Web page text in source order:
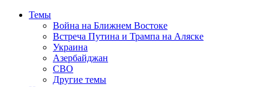
Темы
Война на Ближнем Востоке
Встреча Путина и Трампа на Аляске
Украина
Азербайджан
СВО
Другие темы